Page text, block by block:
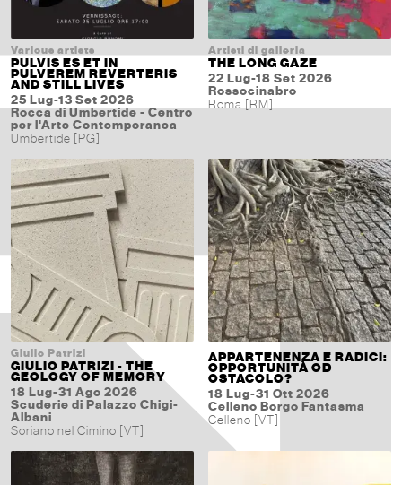
Various artists
PULVIS ES ET IN
PULVEREM REVERTERIS
AND STILL LIVES
25 Lug-13 Set 2026
Rocca di Umbertide - Centro
per l'Arte Contemporanea
Umbertide [PG]
Artisti di galleria
THE LONG GAZE
22 Lug-18 Set 2026
Rossocinabro
Roma [RM]
Giulio Patrizi
GIULIO PATRIZI - THE
GEOLOGY OF MEMORY
18 Lug-31 Ago 2026
Scuderie di Palazzo Chigi-
Albani
Soriano nel Cimino [VT]
APPARTENENZA E RADICI:
OPPORTUNITÀ OD
OSTACOLO?
18 Lug-31 Ott 2026
Celleno Borgo Fantasma
Celleno [VT]